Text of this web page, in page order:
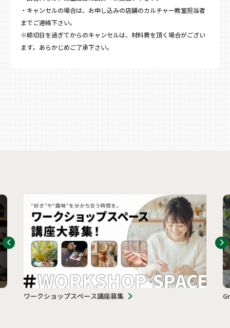
・キャンセルの場合は、お申し込みの店舗のカルチャー教室担当者
までご連絡下さい。
※締切日を過ぎてからのキャンセルは、材料費を頂く場合がござい
ます。あらかじめご了承下さい。
ワークショップスペース講座募集